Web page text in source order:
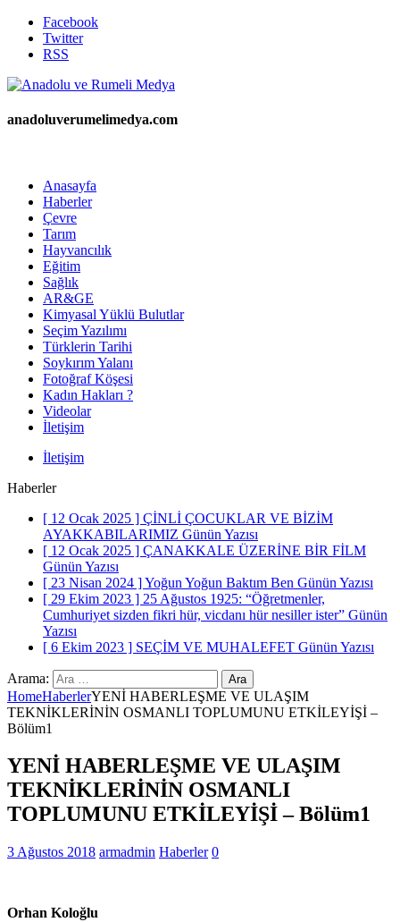
Facebook
Twitter
RSS
anadoluverumelimedya.com
Anasayfa
Haberler
Çevre
Tarım
Hayvancılık
Eğitim
Sağlık
AR&GE
Kimyasal Yüklü Bulutlar
Seçim Yazılımı
Türklerin Tarihi
Soykırım Yalanı
Fotoğraf Köşesi
Kadın Hakları ?
Videolar
İletişim
İletişim
Haberler
[ 12 Ocak 2025 ] ÇİNLİ ÇOCUKLAR VE BİZİM
AYAKKABILARIMIZ Günün Yazısı
[ 12 Ocak 2025 ] ÇANAKKALE ÜZERİNE BİR FİLM
Günün Yazısı
[ 23 Nisan 2024 ]Yoğun Yoğun Baktım Ben Günün Yazısı
[ 29 Ekim 2023 ] 25 Ağustos 1925: “Öğretmenler,
Cumhuriyet sizden fikri hür, vicdanı hür nesiller ister” Günün
Yazısı
[ 6 Ekim 2023 ] SEÇİM VE MUHALEFET Günün Yazısı
Arama:
HomeHaberlerYENİ HABERLEŞME VE ULAŞIM
TEKNİKLERİNİN OSMANLI TOPLUMUNU ETKİLEYİŞİ –
Bölüm1
YENİ HABERLEŞME VE ULAŞIM
TEKNİKLERİNİN OSMANLI
TOPLUMUNU ETKİLEYİŞİ – Bölüm1
3 Ağustos 2018 armadmin Haberler 0
Orhan Koloğlu